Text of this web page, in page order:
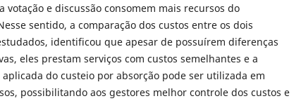
votação e discussão consomem mais recursos do
sentido, a comparação dos custos entre os dois
identificou que apesar de possuírem diferenças
eles prestam serviços com custos semelhantes e a
do custeio por absorção pode ser utilizada em
possibilitando aos gestores melhor controle dos custos e